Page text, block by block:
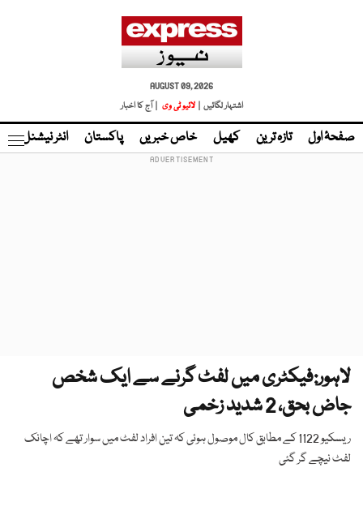
AUGUST 09, 2026
اشتہار لگائیں |
لائیو ٹی وی | آج کا اخبار
صفحۂ اول تازہ ترین کھیل خاص خبریں پاکستان انٹر نیشنل
لاہور:فیکٹری میں لفٹ گرنے سے ایک شخص
جاض بحق، 2 شدید زخمی
ریسکیو 1122 کے مطابق کال موصول ہوئی کہ تین افراد لفٹ میں سوار تھے کہ اچانک
لفٹ نیچے گر گئی